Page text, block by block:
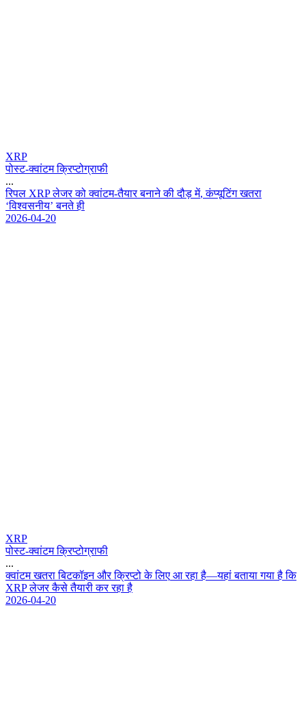
XRP
पोस्ट-क्वांटम क्रिप्टोग्राफी
...
रपल XRP लजर क कवटम-तयर बनन क दड म, कपयटग खतर
‘वशवसनय’ बनत ह
2026-04-20
XRP
पोस्ट-क्वांटम क्रिप्टोग्राफी
...
कवटम खतर बटकइन और कपट क लए आ रह ह—यह बतय गय ह क
XRP लजर कस तयर कर रह ह
2026-04-20